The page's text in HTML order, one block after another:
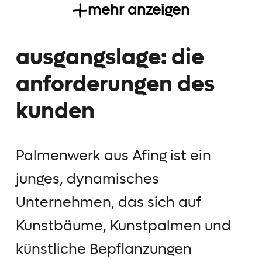
mehr anzeigen
ausgangslage: die
anforderungen des
kunden
Palmenwerk aus Afing ist ein
junges, dynamisches
Unternehmen, das sich auf
Kunstbäume, Kunstpalmen und
künstliche Bepflanzungen